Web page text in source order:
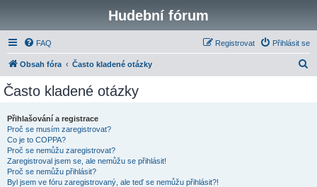
Hudební fórum
FAQ Přihlásit se
Registrovat
Obsah fóra Často kladené otázky
Často kladené otázky
Přihlašování a registrace
Proč se musím zaregistrovat?
Co je to COPPA?
Proč se nemůžu zaregistrovat?
Zaregistroval jsem se, ale nemůžu se přihlásit!
Proč se nemůžu přihlásit?
Byl jsem ve fóru zaregistrovaný, ale teď se nemůžu přihlásit?!